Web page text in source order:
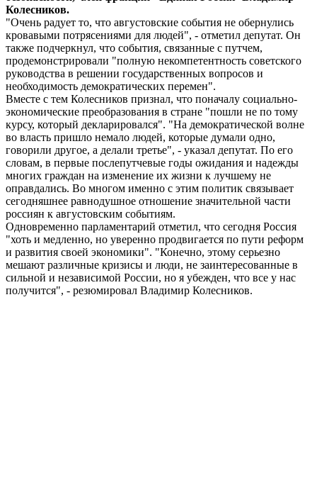
Колесников.
"Очень радует то, что августовские события не обернулись
кровавыми потрясениями для людей", - отметил депутат. Он
также подчеркнул, что события, связанные с путчем,
продемонстрировали "полную некомпетентность советского
руководства в решении государственных вопросов и
необходимость демократических перемен".
Вместе с тем Колесников признал, что поначалу социально-
экономические преобразования в стране "пошли не по тому
курсу, который декларировался". "На демократической волне
во власть пришло немало людей, которые думали одно,
говорили другое, а делали третье", - указал депутат. По его
словам, в первые послепутчевые годы ожидания и надежды
многих граждан на изменение их жизни к лучшему не
оправдались. Во многом именно с этим политик связывает
сегодняшнее равнодушное отношение значительной части
россиян к августовским событиям.
Одновременно парламентарий отметил, что сегодня Россия
"хоть и медленно, но уверенно продвигается по пути реформ
и развития своей экономики". "Конечно, этому серьезно
мешают различные кризисы и люди, не заинтересованные в
сильной и независимой России, но я убежден, что все у нас
получится", - резюмировал Владимир Колесников.